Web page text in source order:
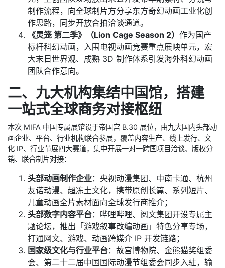
制作流程，向全球制片方分享东方奇幻动画工业化创
作思路，同步开放合拍洽谈通道。
《灵笼 第二季》（Lion Cage Season 2） 作为国产
标杆科幻动画，入围电视动画竞赛重点展映单元，宏
大末日世界观、成熟 3D 制作体系引发海外科幻动画
团队合作意向。
二、九大机构集结中国馆，搭建
一站式全球商务对接枢纽
本次 MIFA 中国专属展馆设于帝国宫 B.30 展位，由九大国内头部动
画企业、平台、行业机构联合参展，覆盖内容生产、线上发行、文
化 IP、行业节展四大赛道，集中开展一对一跨国项目洽谈、版权分
销、联合制片对接：
头部动画制作企业：央视动漫集团、中南卡通、杭州
友诺动漫、超冻土文化，携带原创长篇、系列短片、
儿童动画全片素材面向全球发行商推介；
头部数字内容平台：哔哩哔哩、阅文集团开设专属主
题论坛，推出「游戏叙事改编动画」特色分享专场，
打通网文、游戏、动画跨媒介 IP 开发链路；
国家级文化与行业平台：故宫博物院、金熊猫奖组委
会、第二十二届中国国际动漫节组委会同步入驻，输